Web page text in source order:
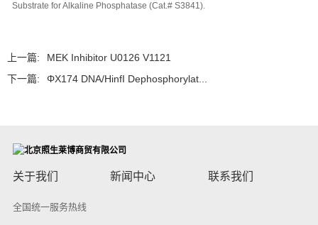
Substrate for Alkaline Phosphatase (Cat.# S3841).
上一篇:
MEK Inhibitor U0126 V1121
下一篇:
ΦX174 DNA/HinfI Dephosphorylat...
关于我们 新闻中心 联系我们
全国统一服务热线